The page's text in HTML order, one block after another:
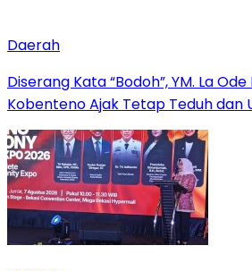
Daerah
Diserang Kata “Bodoh”, YM. La Ode
Kobenteno Ajak Tetap Teduh dan